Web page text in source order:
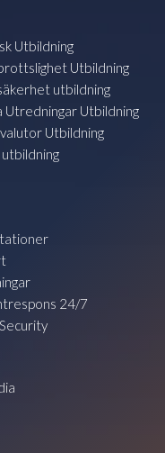
Utbildning
Utbildning
utbildning
Utredningar Utbildning
Utbildning
24/7